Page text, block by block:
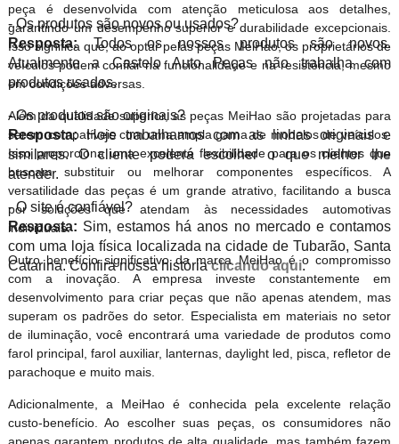
- Os produtos são novos ou usados?
Resposta:Todos os nossos produtos são novos.
Atualmente a Castelo Auto Peças não trabalha com
produtos usados.
- Os produtos são originais?
Resposta:Hoje trabalhamos com as linhas originais e
similares. O cliente poderá escolher o que melhor lhe
atender.
- O site é confiável?
Resposta: Sim, estamos há anos no mercado e contamos
com uma loja física localizada na cidade de Tubarão, Santa
Catarina. Confira nossa históriaclicando aqui.
peça é desenvolvida com atenção meticulosa aos detalhes,
garantindo um desempenho superior e durabilidade excepcionais.
Isso significa que, ao optar pelas peças MeiHao, os proprietários de
veículos podem confiar na funcionalidade e na resistência, mesmo
em condições adversas.
Além da qualidade superior, as peças MeiHao são projetadas para
serem compatíveis com uma ampla gama de modelos de veículos.
Isso proporciona uma excelente flexibilidade para os clientes que
buscam substituir ou melhorar componentes específicos. A
versatilidade das peças é um grande atrativo, facilitando a busca
por soluções que atendam às necessidades automotivas
individuais.
Outro benefício significativo da marca MeiHao é o compromisso
com a inovação. A empresa investe constantemente em
desenvolvimento para criar peças que não apenas atendem, mas
superam os padrões do setor. Especialista em materiais no setor
de iluminação, você encontrará uma variedade de produtos como
farol principal, farol auxiliar, lanternas, daylight led, pisca, refletor de
parachoque e muito mais.
Adicionalmente, a MeiHao é conhecida pela excelente relação
custo-benefício. Ao escolher suas peças, os consumidores não